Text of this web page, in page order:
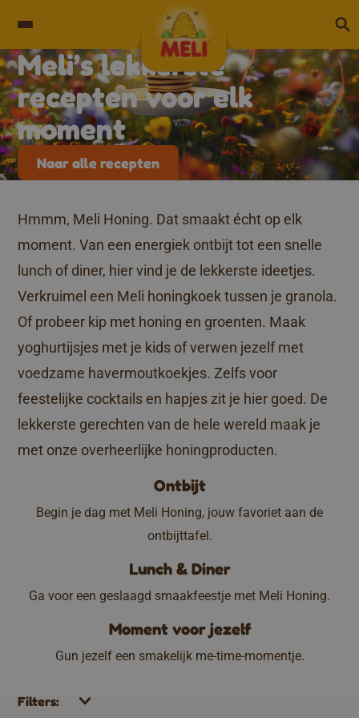
Archives:Recepten
Meli’s lekkerste
recepten voor elk
moment
Naar alle recepten
Hmmm, Meli Honing. Dat smaakt écht op elk
moment. Van een energiek ontbijt tot een snelle
lunch of diner, hier vind je de lekkerste ideetjes.
Verkruimel een Meli honingkoek tussen je granola.
Of probeer kip met honing en groenten. Maak
yoghurtijsjes met je kids of verwen jezelf met
voedzame havermoutkoekjes. Zelfs voor
feestelijke cocktails en hapjes zit je hier goed. De
lekkerste gerechten van de hele wereld maak je
met onze overheerlijke honingproducten.
Ontbijt
Begin je dag met Meli Honing, jouw favoriet aan de
ontbijttafel.
Lunch & Diner
Ga voor een geslaagd smaakfeestje met Meli Honing.
Moment voor jezelf
Gun jezelf een smakelijk me-time-momentje.
Filters: